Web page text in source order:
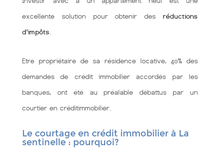
excellente solution pour obtenir des réductions
d'impôts
Etre propriétaire de sa résidence locative, 40% des
demandes de crédit immobilier accordés par les
banques, ont été au préalable débattus par un
courtier en créditimmobilier.
Le courtage en crédit immobilier à La
sentinelle : pourquoi?